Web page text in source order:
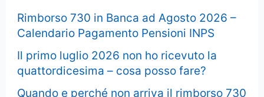
Rimborso 730 in Banca ad Agosto 2026 –
Calendario Pagamento Pensioni INPS
Il primo luglio 2026 non ho ricevuto la
quattordicesima – cosa posso fare?
Quando e perché non arriva il rimborso 730